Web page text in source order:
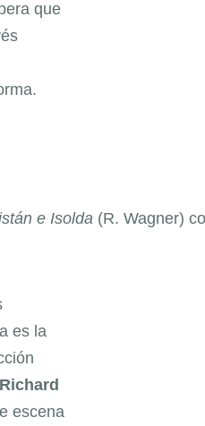
que
e Isolda (R. Wagner)
es la
Richard
escena